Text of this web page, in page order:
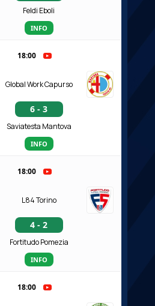
Feldi Eboli
INFO
18:00
Global Work Capurso
6 - 3
Saviatesta Mantova
INFO
18:00
L84 Torino
4 - 2
Fortitudo Pomezia
INFO
18:00